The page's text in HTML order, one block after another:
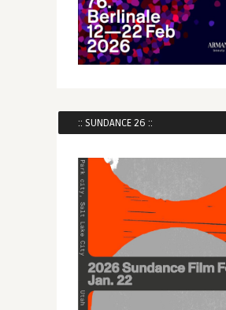
:: SUNDANCE 26 ::